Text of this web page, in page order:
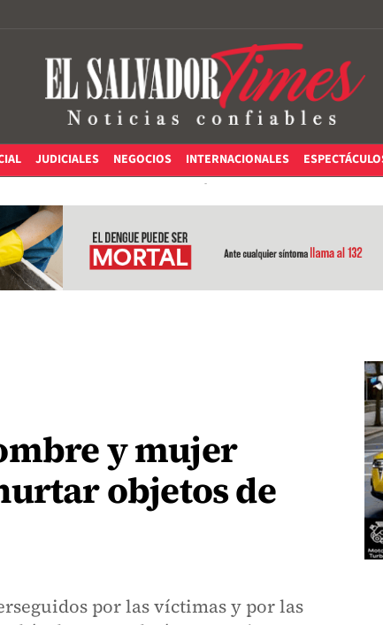
JUDICIALES NEGOCIOS INTERNACIONALES
y mujer
objetos de
por las víctimas y por las